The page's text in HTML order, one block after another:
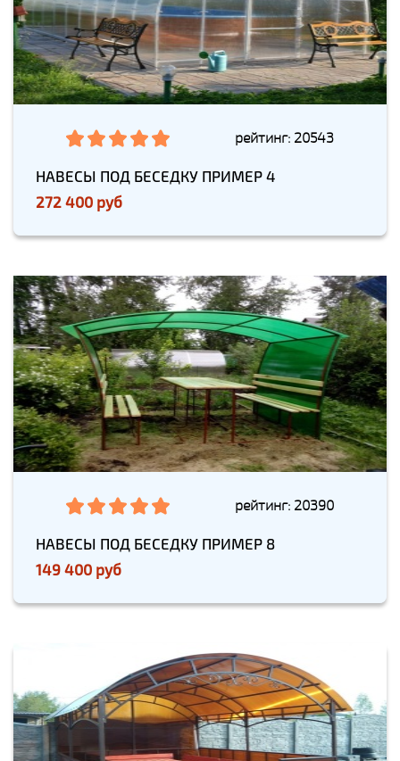
рейтинг: 20543
НАВЕСЫ ПОД БЕСЕДКУ ПРИМЕР 4
272 400 руб
рейтинг: 20390
НАВЕСЫ ПОД БЕСЕДКУ ПРИМЕР 8
149 400 руб